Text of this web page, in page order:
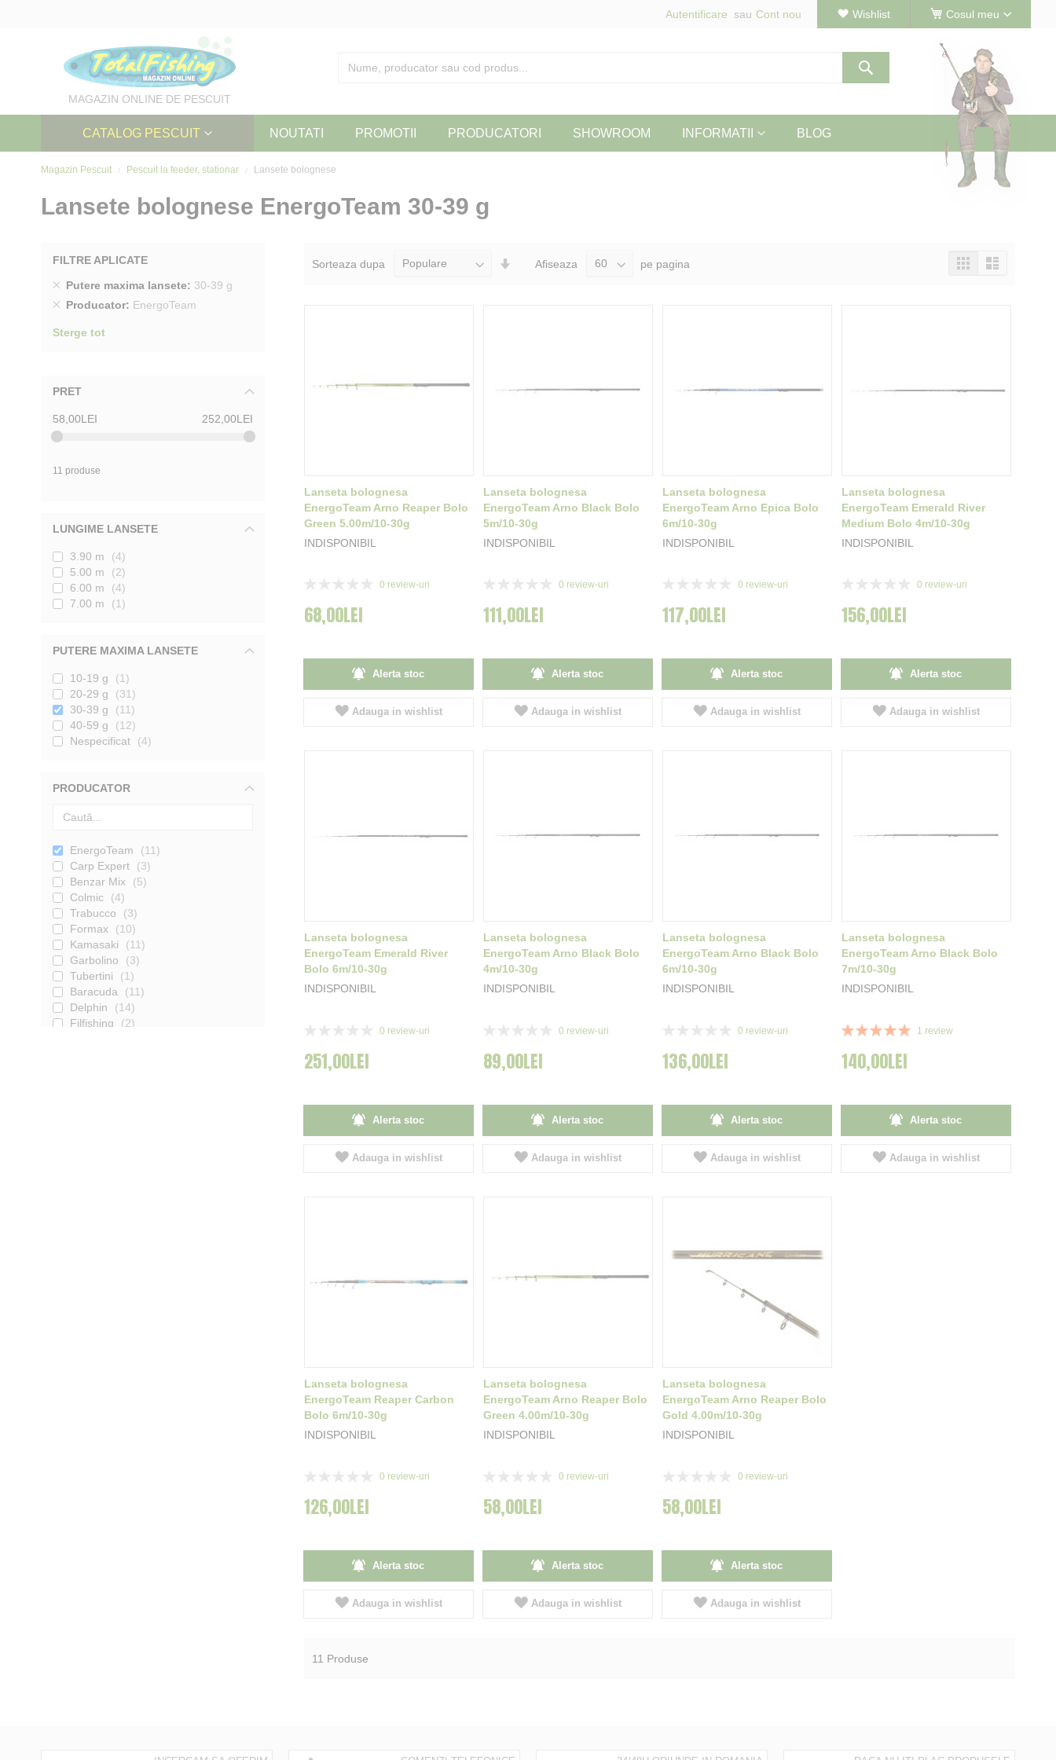
Cosul meu
Wishlist
Autentificare Cont nou
MAGAZIN ONLINE DE PESCUIT
CATALOG PESCUIT NOUTATI PROMOTII PRODUCATORI SHOWROOM INFORMATII BLOG
Magazin Pescuit Pescuit la feeder, stationar Lansete bolognese
Lansete bolognese EnergoTeam 30-39 g
Sorteaza dupa
SeteazaAfiseaza pe pagina
Vizualizeaza
ca
TabelLista
Lanseta bolognesa
EnergoTeam Arno Reaper Bolo
Green 5.00m/10-30g
INDISPONIBIL
0 review-uri
68,00LEI
Alerta stoc
Adauga in wishlist
Lanseta bolognesa
EnergoTeam Arno Black Bolo
5m/10-30g
INDISPONIBIL
0 review-uri
111,00LEI
Alerta stoc
Adauga in wishlist
Lanseta bolognesa
EnergoTeam Arno Epica Bolo
6m/10-30g
INDISPONIBIL
0 review-uri
117,00LEI
Alerta stoc
Adauga in wishlist
Lanseta bolognesa
EnergoTeam Emerald River
Medium Bolo 4m/10-30g
INDISPONIBIL
0 review-uri
156,00LEI
Alerta stoc
Adauga in wishlist
Lanseta bolognesa
EnergoTeam Emerald River
Bolo 6m/10-30g
INDISPONIBIL
0 review-uri
251,00LEI
Alerta stoc
Adauga in wishlist
Lanseta bolognesa
EnergoTeam Arno Black Bolo
4m/10-30g
INDISPONIBIL
0 review-uri
89,00LEI
Alerta stoc
Adauga in wishlist
Lanseta bolognesa
EnergoTeam Arno Black Bolo
6m/10-30g
INDISPONIBIL
0 review-uri
136,00LEI
Alerta stoc
Adauga in wishlist
Lanseta bolognesa
EnergoTeam Arno Black Bolo
7m/10-30g
INDISPONIBIL
Rating:
1 review
140,00LEI
Alerta stoc
Adauga in wishlist
Lanseta bolognesa
EnergoTeam Reaper Carbon
Bolo 6m/10-30g
INDISPONIBIL
0 review-uri
126,00LEI
Alerta stoc
Adauga in wishlist
Lanseta bolognesa
EnergoTeam Arno Reaper Bolo
Green 4.00m/10-30g
INDISPONIBIL
0 review-uri
58,00LEI
Alerta stoc
Adauga in wishlist
Lanseta bolognesa
EnergoTeam Arno Reaper Bolo
Gold 4.00m/10-30g
INDISPONIBIL
0 review-uri
58,00LEI
Alerta stoc
Adauga in wishlist
11 Produse
FILTRE APLICATE
Putere maxima lansete
30-39 g
Sterge
produs
Producator EnergoTeam
Sterge
Sterge tot
PRET
58,00LEI 252,00LEI
11 produse
LUNGIME LANSETE
3.90 m
4
5.00 m
2
6.00 m
4
7.00 m
1
PUTERE MAXIMA LANSETE
10-19 g
1
20-29 g
31
30-39 g
11
40-59 g
12
Nespecificat
4
PRODUCATOR
EnergoTeam
11
Carp Expert
3
Benzar Mix
5
Colmic
4
Trabucco
3
Formax
10
Kamasaki
11
Garbolino
3
Tubertini
1
Baracuda
11
Delphin
14
Filfishing
2